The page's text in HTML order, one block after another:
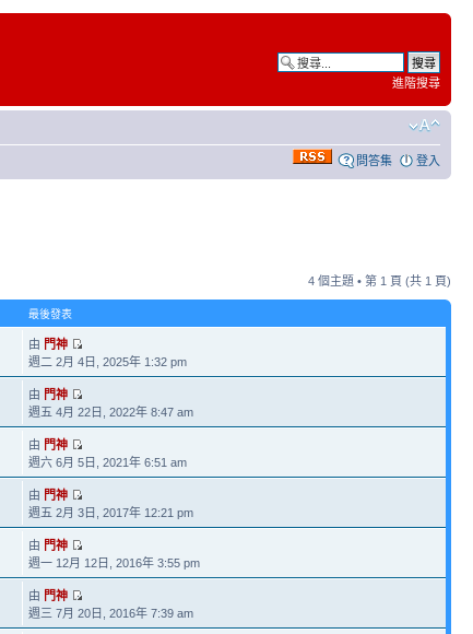
進階搜尋
問答集 登入
4 個主題 • 第 1 頁 (共 1 頁)
最後發表
由 門神
週二 2月 4日, 2025年 1:32 pm
由 門神
週五 4月 22日, 2022年 8:47 am
由 門神
週六 6月 5日, 2021年 6:51 am
由 門神
週五 2月 3日, 2017年 12:21 pm
由 門神
週一 12月 12日, 2016年 3:55 pm
由 門神
週三 7月 20日, 2016年 7:39 am